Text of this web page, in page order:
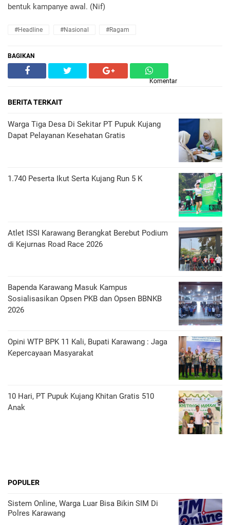
bentuk kampanye awal. (Nif)
#headline #nasional #ragam
BAGIKAN
Komentar
BERITA TERKAIT
Warga Tiga Desa Di Sekitar PT Pupuk Kujang
Dapat Pelayanan Kesehatan Gratis
1.740 Peserta Ikut Serta Kujang Run 5 K
Atlet ISSI Karawang Berangkat Berebut Podium
di Kejurnas Road Race 2026
Bapenda Karawang Masuk Kampus
Sosialisasikan Opsen PKB dan Opsen BBNKB
2026
Opini WTP BPK 11 Kali, Bupati Karawang : Jaga
Kepercayaan Masyarakat
10 Hari, PT Pupuk Kujang Khitan Gratis 510
Anak
POPULER
Sistem Online, Warga Luar Bisa Bikin SIM Di
Polres Karawang